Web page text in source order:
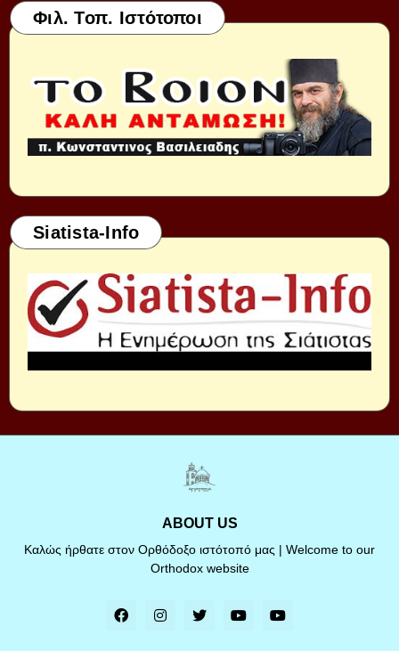
Φιλ. Τοπ. Ιστότοποι
Siatista-Info
ABOUT US
Καλώς ήρθατε στον Ορθόδοξο ιστότοπό μας | Welcome to our
Orthodox website